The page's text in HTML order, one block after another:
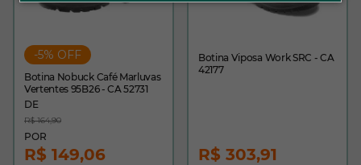
-5% OFF
Botina Nobuck Café Marluvas
Vertentes 95B26 - CA 52731
R$ 164,90
R$ 149,06
Botina Viposa Work SRC - CA
42177
R$ 303,91